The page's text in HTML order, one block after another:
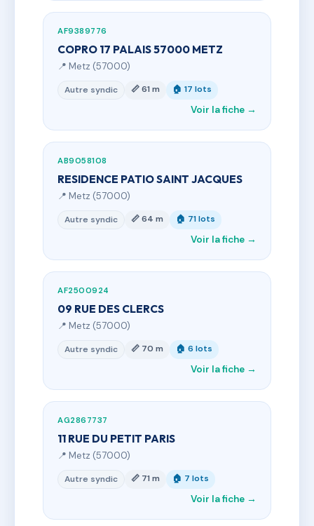
AF9389776
COPRO 17 PALAIS 57000 METZ
📍 Metz (57000)
Autre syndic 📏 61 m 🏠 17 lots
Voir la fiche →
AB9058108
RESIDENCE PATIO SAINT JACQUES
📍 Metz (57000)
Autre syndic 📏 64 m 🏠 71 lots
Voir la fiche →
AF2500924
09 RUE DES CLERCS
📍 Metz (57000)
Autre syndic 📏 70 m 🏠 6 lots
Voir la fiche →
AG2867737
11 RUE DU PETIT PARIS
📍 Metz (57000)
Autre syndic 📏 71 m 🏠 7 lots
Voir la fiche →